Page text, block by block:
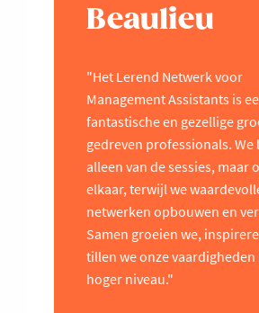
Beaulieu
"Het Lerend Netwerk voor
Management Assistants is
fantastische en gezellige
gedreven professionals. We
alleen van de sessies, maar
elkaar, terwijl we
netwerken opbouwen en
Samen groeien we,
tillen we onze vaardigheden
hoger niveau."